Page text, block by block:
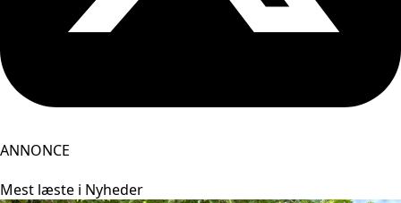
ANNONCE
Mest læste i Nyheder